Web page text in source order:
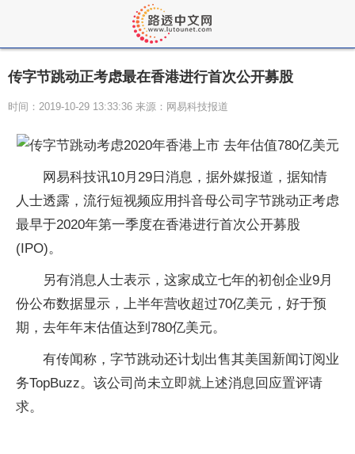
传字节跳动正考虑最在香港进行首次公开募股
时间：2019-10-29 13:33:36 来源：网易科技报道
网易科技讯10月29日消息，据外媒报道，据知情
人士透露，流行短视频应用抖音母公司字节跳动正考虑
最早于2020年第一季度在香港进行首次公开募股
(IPO)。
另有消息人士表示，这家成立七年的初创企业9月
份公布数据显示，上半年营收超过70亿美元，好于预
期，去年年末估值达到780亿美元。
有传闻称，字节跳动还计划出售其美国新闻订阅业
务TopBuzz。该公司尚未立即就上述消息回应置评请
求。